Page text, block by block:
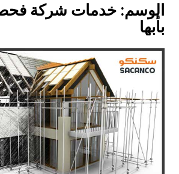
الوسم: خدمات شركة
بأبها